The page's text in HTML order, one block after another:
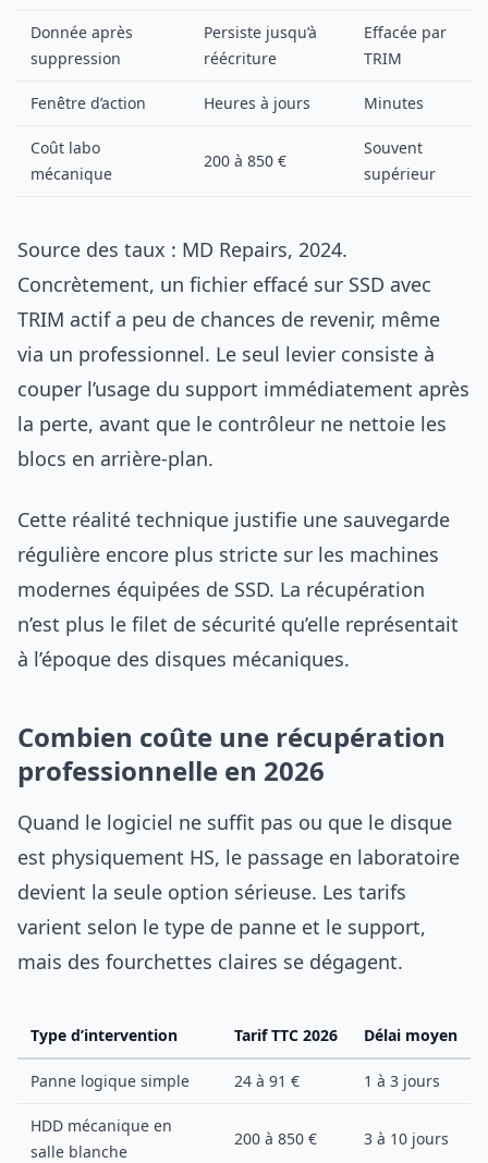
Donnée après
suppression
Persiste jusqu’à
réécriture
Effacée par
TRIM
Fenêtre d’action Heures à jours Minutes
Coût labo
mécanique
200 à 850 €
Souvent
supérieur
Source des taux : MD Repairs, 2024.
Concrètement, un fichier effacé sur SSD avec
TRIM actif a peu de chances de revenir, même
via un professionnel. Le seul levier consiste à
couper l’usage du support immédiatement après
la perte, avant que le contrôleur ne nettoie les
blocs en arrière-plan.
Cette réalité technique justifie une sauvegarde
régulière encore plus stricte sur les machines
modernes équipées de SSD. La récupération
n’est plus le filet de sécurité qu’elle représentait
à l’époque des disques mécaniques.
Combien coûte une récupération
professionnelle en 2026
Quand le logiciel ne suffit pas ou que le disque
est physiquement HS, le passage en laboratoire
devient la seule option sérieuse. Les tarifs
varient selon le type de panne et le support,
mais des fourchettes claires se dégagent.
Type d’intervention Tarif TTC 2026 Délai moyen
Panne logique simple 24 à 91 € 1 à 3 jours
HDD mécanique en
salle blanche
200 à 850 € 3 à 10 jours